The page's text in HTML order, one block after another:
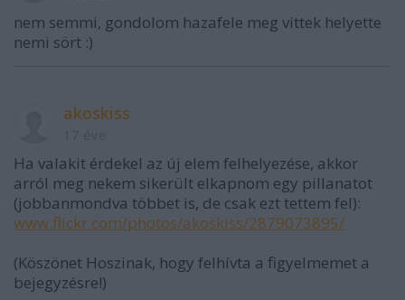
nem semmi, gondolom hazafele meg vittek helyette
nemi sört :)
akoskiss
Ha valakit érdekel az új elem felhelyezése, akkor
arról meg nekem sikerült elkapnom egy pillanatot
(jobbanmondva többet is, de csak ezt tettem fel):
www.flickr.com/photos/akoskiss/2879073895/
(Köszönet Hoszinak, hogy felhívta a figyelmemet a
bejegyzésre!)